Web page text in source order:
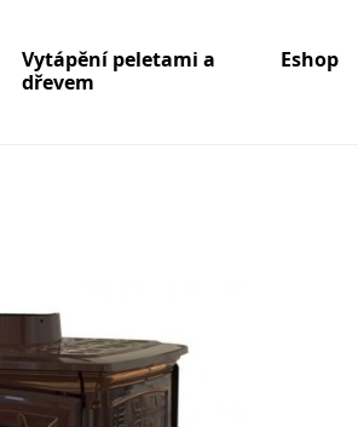
Vytápění peletami a
dřevem
Eshop